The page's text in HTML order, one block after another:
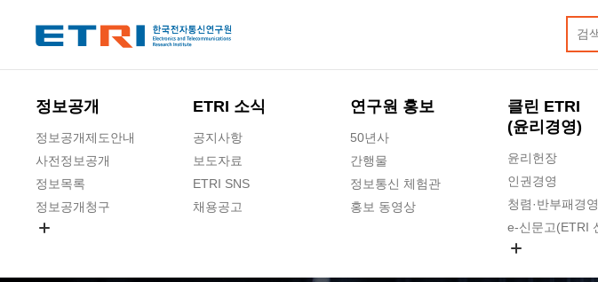
정보공개
정보공개제도안내
사전정보공개
정보목록
정보공개청구
ETRI 소식
공지사항
보도자료
ETRI SNS
채용공고
연구원 홍보
50년사
간행물
정보통신 체험관
홍보 동영상
클린 ETRI
(윤리경영)
윤리헌장
인권경영
청렴·반부패경영
e-신문고(ETRI